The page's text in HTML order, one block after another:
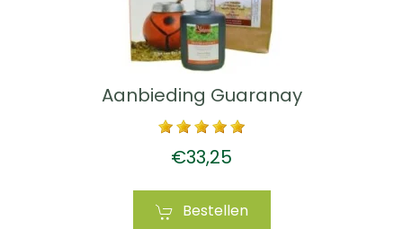
Aanbieding Guaranay
€33,25
Bestellen